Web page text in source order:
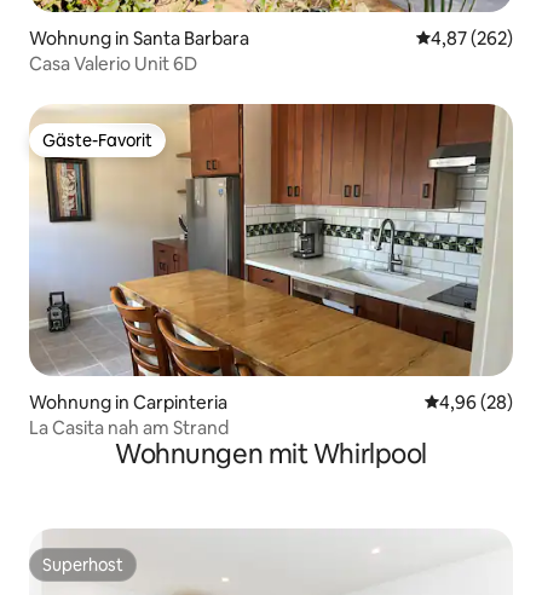
Wohnung in Santa Barbara
4,87 (262)
Casa Valerio Unit 6D
Gäste-Favorit
Gäste-Favorit
Wohnung in Carpinteria
4,96 (28)
La Casita nah am Strand
Wohnungen mit Whirlpool
Superhost
Superhost